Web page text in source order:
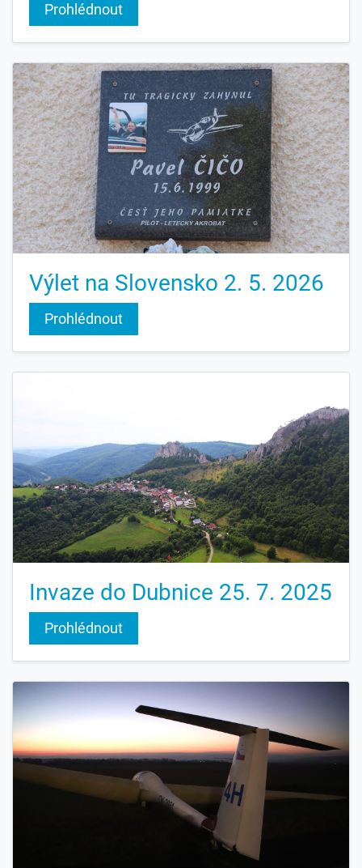
Prohlédnout
Výlet na Slovensko 2. 5. 2026
Prohlédnout
Invaze do Dubnice 25. 7. 2025
Prohlédnout